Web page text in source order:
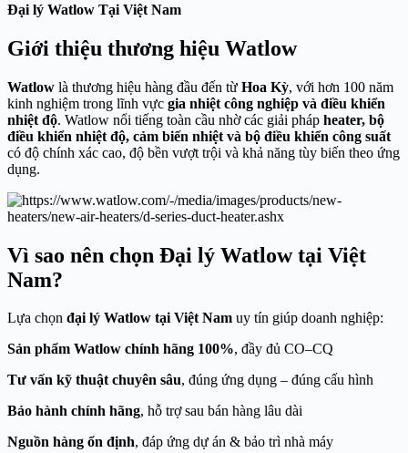
Đại lý Watlow Tại Việt Nam
Giới thiệu thương hiệu Watlow
Watlow là thương hiệu hàng đầu đến từ Hoa Kỳ, với hơn 100 năm
kinh nghiệm trong lĩnh vực gia nhiệt công nghiệp và điều khiển
nhiệt độ. Watlow nổi tiếng toàn cầu nhờ các giải pháp heater, bộ
điều khiển nhiệt độ, cảm biến nhiệt và bộ điều khiển công suất
có độ chính xác cao, độ bền vượt trội và khả năng tùy biến theo ứng
dụng.
Vì sao nên chọn Đại lý Watlow tại Việt
Nam?
Lựa chọn đại lý Watlow tại Việt Nam uy tín giúp doanh nghiệp:
Sản phẩm Watlow chính hãng 100%, đầy đủ CO–CQ
Tư vấn kỹ thuật chuyên sâu, đúng ứng dụng – đúng cấu hình
Bảo hành chính hãng, hỗ trợ sau bán hàng lâu dài
Nguồn hàng ổn định, đáp ứng dự án & bảo trì nhà máy